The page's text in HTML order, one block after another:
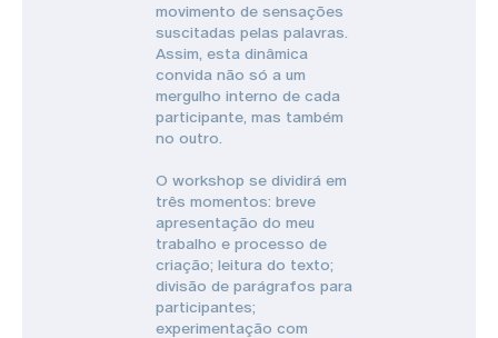
movimento de sensações
suscitadas pelas palavras.
Assim, esta dinâmica
convida não só a um
mergulho interno de cada
participante, mas também
no outro.
O workshop se dividirá em
três momentos: breve
apresentação do meu
trabalho e processo de
criação; leitura do texto;
divisão de parágrafos para
participantes;
experimentação com